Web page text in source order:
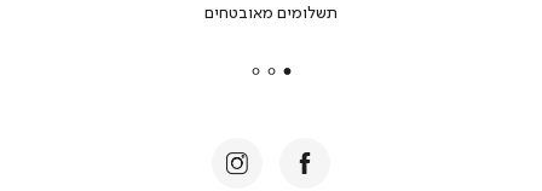
secure
תשלומים מאובטחים